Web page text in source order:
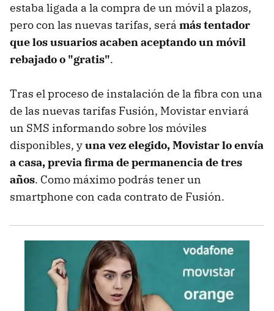
estaba ligada a la compra de un móvil a plazos,
pero con las nuevas tarifas, será más tentador
que los usuarios acaben aceptando un móvil
rebajado o "gratis".
Tras el proceso de instalación de la fibra con una
de las nuevas tarifas Fusión, Movistar enviará
un SMS informando sobre los móviles
disponibles, yuna vez elegido, Movistar lo envía
a casa, previa firma de permanencia de tres
años. Como máximo podrás tener un
smartphone con cada contrato de Fusión.